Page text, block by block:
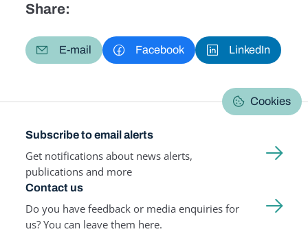
Share:
E-mail Facebook LinkedIn
Cookies
Subscribe to email alerts
Get notifications about news alerts,
publications and more
Contact us
Do you have feedback or media enquiries for
us? You can leave them here.